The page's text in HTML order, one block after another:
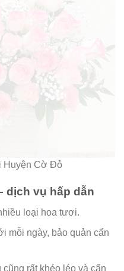
Huyện Cờ Đỏ
dịch vụ hấp dẫn
loại hoa tươi.
mỗi ngày, bảo quản cẩn
rất khéo léo và cẩn